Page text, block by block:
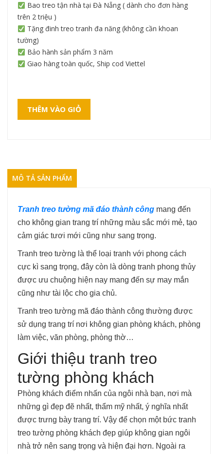
Bao treo tận nhà tại Đà Nẵng ( dành cho đơn hàng
trên 2 triệu )
Tặng đinh treo tranh đa năng (không cần khoan
tường)
Bảo hành sản phẩm 3 năm
Giao hàng toàn quốc, Ship cod Viettel
THÊM VÀO GIỎ
MÔ TẢ SẢN PHẨM
Tranh treo tường mã đáo thành công mang đến
cho không gian trang trí những màu sắc mới mẻ, tạo
cảm giác tươi mới cũng như sang trọng.
Tranh treo tường là thể loại tranh với phong cách
cực kì sang trọng, đây còn là dòng tranh phong thủy
được ưu chuộng hiện nay mang đến sự may mắn
cũng như tài lộc cho gia chủ.
Tranh treo tường mã đáo thành công thường được
sử dụng trang trí nơi không gian phòng khách, phòng
làm việc, văn phòng, phòng thờ…
Giới thiệu tranh treo
tường phòng khách
Phòng khách điểm nhấn của ngôi nhà bạn, nơi mà
những gì đẹp đẽ nhất, thẩm mỹ nhất, ý nghĩa nhất
được trưng bày trang trí. Vậy để chọn một bức tranh
treo tường phòng khách đẹp giúp không gian ngôi
nhà trở nên sang trọng và hiện đại hơn. Ngoài ra